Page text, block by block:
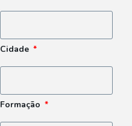
Cidade
Formação